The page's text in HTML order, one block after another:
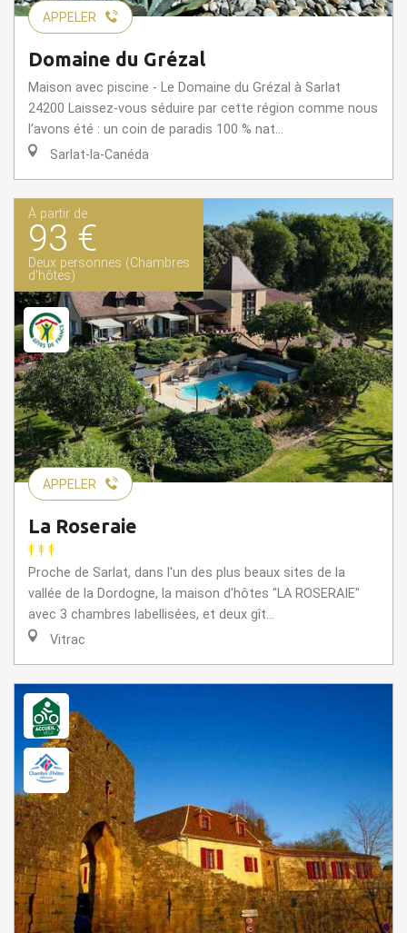
APPELER
Domaine du Grézal
Maison avec piscine - Le Domaine du Grézal à Sarlat
24200 Laissez-vous séduire par cette région comme nous
l’avons été : un coin de paradis 100 % nat...
Sarlat-la-Canéda
À partir de
93 €
Deux personnes (Chambres
d'hôtes)
APPELER
La Roseraie
Proche de Sarlat, dans l'un des plus beaux sites de la
vallée de la Dordogne, la maison d'hôtes "LA ROSERAIE"
avec 3 chambres labellisées, et deux gît...
Vitrac